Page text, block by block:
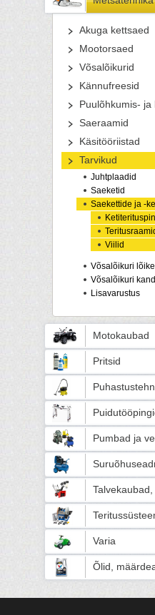
Akuga kettsaed
Mootorsaed
Võsalõikurid
Kännufreesid
Puulõhkumis- ja
Saeraamid
Käsitööriistad
Tarvikud
Juhtplaadid
Saeketid
Saekettide ja -
Viilid
Võsalõikuri
Võsalõikuri
Lisavarustus
Motokaubad
Pritsid
Pumbad ja
Varia
Õlid,